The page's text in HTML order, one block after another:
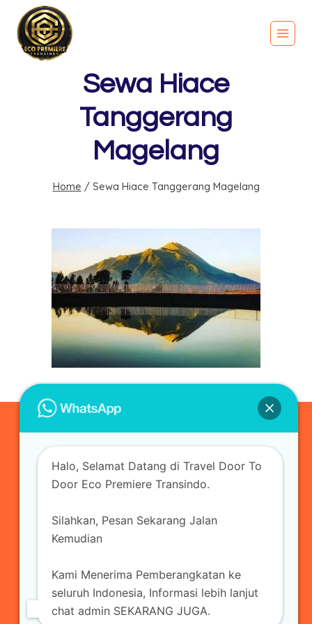
Sewa Hiace
Tanggerang
Magelang
Home / Sewa Hiace Tanggerang Magelang
admin@ecopremieretransindo.com
Home
Travel
Kirim Paket Blog Travel Kontak
Halo, Selamat Datang di Travel Door To
Door Eco Premiere Transindo.
Silahkan, Pesan Sekarang Jalan
Kemudian
Kami Menerima Pemberangkatan ke
seluruh Indonesia, Informasi lebih lanjut
chat admin SEKARANG JUGA.